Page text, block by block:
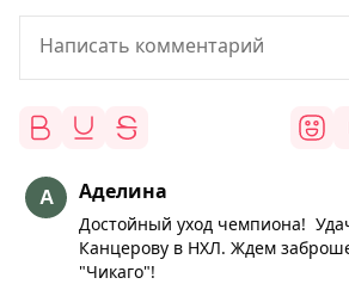
Аделина
Достойный уход чемпиона!
Канцерову в НХЛ. Ждем
"Чикаго"!